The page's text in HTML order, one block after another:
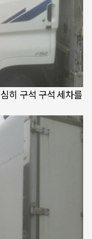
히 구석 구석 세차를